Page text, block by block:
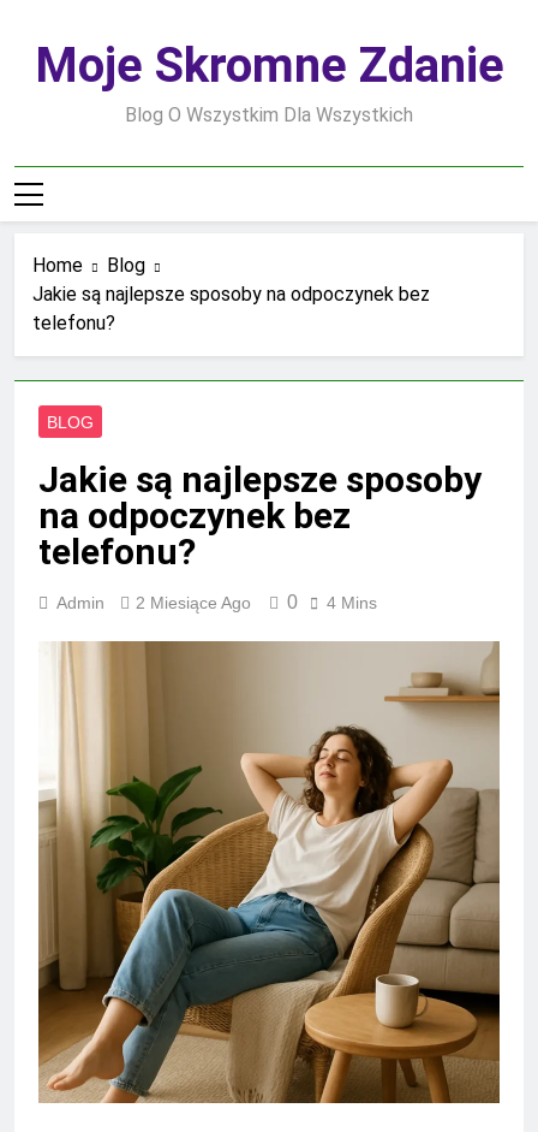
contentMoje Skromne Zdanie
Blog O Wszystkim Dla Wszystkich
Home
Blog
Jakie są najlepsze sposoby na odpoczynek bez
telefonu?
BLOG
Jakie są najlepsze sposoby
na odpoczynek bez
telefonu?
Admin 2 Miesiące Ago 0 4 Mins